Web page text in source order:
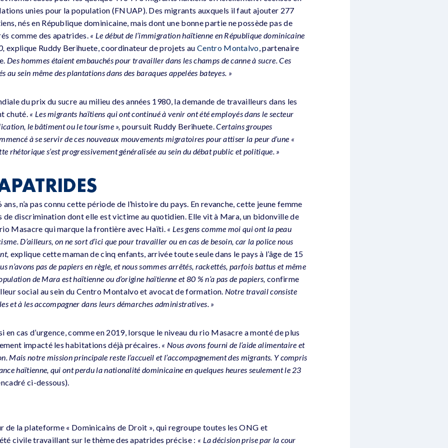
unies pour la population (FNUAP). Des migrants auxquels il faut ajouter 277
nés en République dominicaine, mais dont une bonne partie ne possède pas de
comme des apatrides. « Le début de l’immigration haïtienne en République dominicaine
explique Ruddy Berihuete, coordinateur de projets au Centro Montalvo, partenaire
Des hommes étaient embauchés pour travailler dans les champs de canne à sucre. Ces
au sein même des plantations dans des baraques appelées bateyes. »
du prix du sucre au milieu des années 1980, la demande de travailleurs dans les
chuté. « Les migrants haïtiens qui ont continué à venir ont été employés dans le secteur
le bâtiment ou le tourisme », poursuit Ruddy Berihuete.Certains groupes
à se servir de ces nouveaux mouvements migratoires pour attiser la peur d’une «
rhétorique s’est progressivement généralisée au sein du débat public et politique. »
n’a pas connu cette période de l’histoire du pays. En revanche, cette jeune femme
de discrimination dont elle est victime au quotidien. Elle vit à Mara, un bidonville de
Masacre qui marque la frontière avec Haïti. « Les gens comme moi qui ont la peau
D’ailleurs, on ne sort d’ici que pour travailler ou en cas de besoin, car la police nous
explique cette maman de cinq enfants, arrivée toute seule dans le pays à l’âge de 15
n’avons pas de papiers en règle, et nous sommes arrêtés, rackettés, parfois battus et même
de Mara est haïtienne ou d’origine haïtienne et 80 % n’a pas de papiers, confirme
social au sein du Centro Montalvo et avocat de formation. Notre travail consiste
et à les accompagner dans leurs démarches administratives. »
en cas d’urgence, comme en 2019, lorsque le niveau du rio Masacre a monté de plus
impacté les habitations déjà précaires. « Nous avons fourni de l’aide alimentaire et
Mais notre mission principale reste l’accueil et l’accompagnement des migrants. Y compris
haïtienne, qui ont perdu la nationalité dominicaine en quelques heures seulement le 23
ci-dessous).
de la plateforme « Dominicains de Droit », qui regroupe toutes les ONG et
civile travaillant sur le thème des apatrides précise : « La décision prise par la cour